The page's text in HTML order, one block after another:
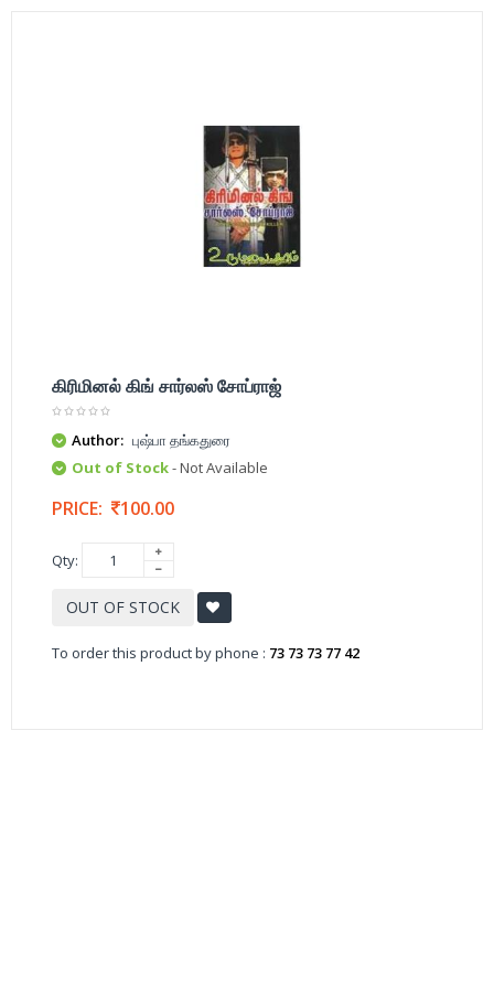
கிரிமினல் கிங் சார்லஸ் சோப்ராஜ்
Author: புஷ்பா தங்கதுரை
Out of Stock- Not Available
PRICE: 100.00
Qty:
OUT OF STOCK
To order this product by phone : 73 73 73 77 42